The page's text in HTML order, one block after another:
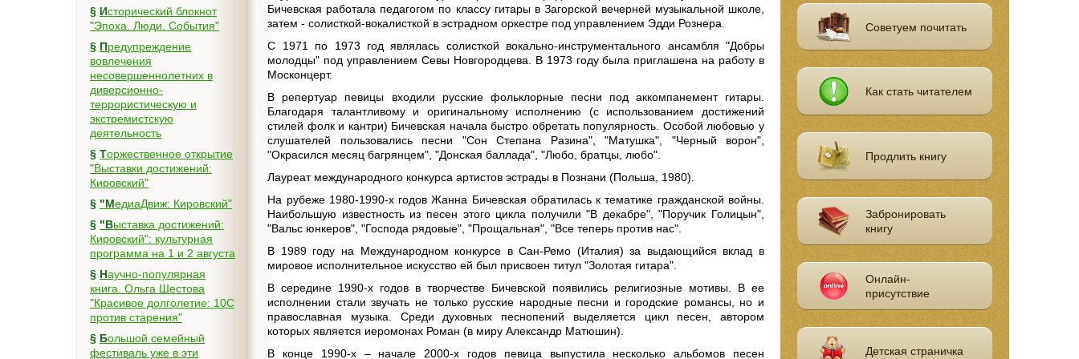
§ Исторический блокнот
"Эпоха. Люди. События"
§ Предупреждение
вовлечения
несовершеннолетних в
диверсионно-
террористическую и
экстремистскую
деятельность
§ Торжественное открытие
"Выставки достижений:
Кировский"
§
"МедиаДвиж: Кировский"
§ "Выставка достижений:
Кировский": культурная
программа на 1 и 2 августа
§ Научно-популярная
книга. Ольга Шестова
"Красивое долголетие: 10C
против старения"
§ Большой семейный
фестиваль уже в эти
Бичевская работала педагогом по классу гитары в Загорской вечерней музыкальной школе,
затем - солисткой-вокалисткой в эстрадном оркестре под управлением Эдди Рознера.
С 1971 по 1973 год являлась солисткой вокально-инструментального ансамбля "Добры
молодцы" под управлением Севы Новгородцева. В 1973 году была приглашена на работу в
Москонцерт.
В репертуар певицы входили русские фольклорные песни под аккомпанемент гитары.
Благодаря талантливому и оригинальному исполнению (с использованием достижений
стилей фолк и кантри) Бичевская начала быстро обретать популярность. Особой любовью у
слушателей пользовались песни "Сон Степана Разина", "Матушка", "Черный ворон",
"Окрасился месяц багрянцем", "Донская баллада", "Любо, братцы, любо".
Лауреат международного конкурса артистов эстрады в Познани (Польша, 1980).
На рубеже 1980-1990-х годов Жанна Бичевская обратилась к тематике гражданской войны.
Наибольшую известность из песен этого цикла получили "В декабре", "Поручик Голицын",
"Вальс юнкеров", "Господа рядовые", "Прощальная", "Все теперь против нас".
В 1989 году на Международном конкурсе в Сан-Ремо (Италия) за выдающийся вклад в
мировое исполнительное искусство ей был присвоен титул "Золотая гитара".
В середине 1990-х годов в творчестве Бичевской появились религиозные мотивы. В ее
исполнении стали звучать не только русские народные песни и городские романсы, но и
православная музыка. Среди духовных песнопений выделяется цикл песен, автором
которых является иеромонах Роман (в миру Александр Матюшин).
В конце 1990-х – начале 2000-х годов певица выпустила несколько альбомов песен
Советуем почитать
Как стать читателем
Продлить книгу
Забронировать
книгу
Онлайн-
присутствие
Детская страничка